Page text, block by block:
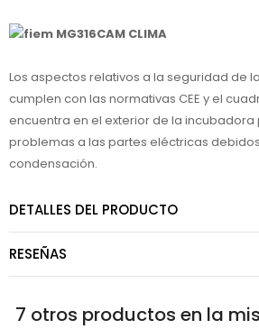
Los aspectos relativos a la seguridad de
cumplen con las normativas CEE y el
encuentra en el exterior de la
problemas a las partes eléctricas
condensación.
DETALLES DEL PRODUCTO
RESEÑAS
7 otros productos en la